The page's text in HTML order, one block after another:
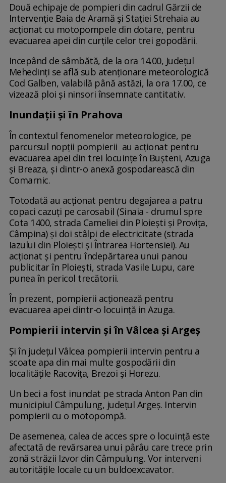
Două echipaje de pompieri din cadrul Gărzii de
Intervenție Baia de Aramă și Stației Strehaia au
acționat cu motopompele din dotare, pentru
evacuarea apei din curțile celor trei gopodării.
Incepând de sâmbătă, de la ora 14.00, Județul
Mehedinți se află sub atenționare meteorologică
Cod Galben, valabilă până astăzi, la ora 17.00, ce
vizează ploi și ninsori însemnate cantitativ.
Inundații și în Prahova
În contextul fenomenelor meteorologice, pe
parcursul nopții pompierii au acționat pentru
evacuarea apei din trei locuințe în Bușteni, Azuga
și Breaza, și dintr-o anexă gospodarească din
Comarnic.
Totodată au acționat pentru degajarea a patru
copaci cazuți pe carosabil (Sinaia - drumul spre
Cota 1400, strada Cameliei din Ploiești și Provița,
Câmpina) și doi stâlpi de electricitate (strada
Iazului din Ploiești și Întrarea Hortensiei). Au
acționat și pentru îndepărtarea unui panou
publicitar în Ploiești, strada Vasile Lupu, care
punea în pericol trecătorii.
În prezent, pompierii acționează pentru
evacuarea apei dintr-o locuință in Azuga.
Pompierii intervin și în Vâlcea și Argeș
Și în județul Vâlcea pompierii intervin pentru a
scoate apa din mai multe gospodării din
localitățile Racovița, Brezoi și Horezu.
Un beci a fost inundat pe strada Anton Pan din
municipiul Câmpulung, județul Argeș. Intervin
pompierii cu o motopompă.
De asemenea, calea de acces spre o locuință este
afectată de revărsarea unui pârâu care trece prin
zonă străzii Izvor din Câmpulung. Vor interveni
autoritățile locale cu un buldoexcavator.